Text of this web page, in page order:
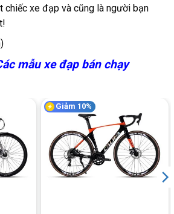
chiếc xe đạp và cũng là người bạn
mẫu xe đạp bán chạy
Giảm 10%